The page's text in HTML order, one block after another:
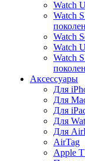
Watch
Watch
Watch
Watch
Watch
Аксессуары
Для
Для
Для
Для
Для
AirTag
Apple